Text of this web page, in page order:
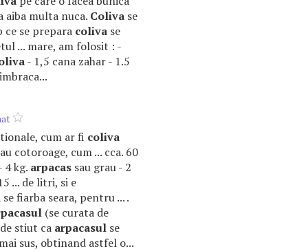
aiba multa nuca. Coliva se
ce se prepara coliva se
... mare, am folosit : -
- 1,5 cana zahar - 1.5
cum ar fi coliva
cotoroage, cum ... cca. 60
4 kg. arpacas sau grau - 2
... de litri, si e
fiarba seara, pentru ... .
(se curata de
stiut ca arpacasul se
sus, obtinand astfel o...